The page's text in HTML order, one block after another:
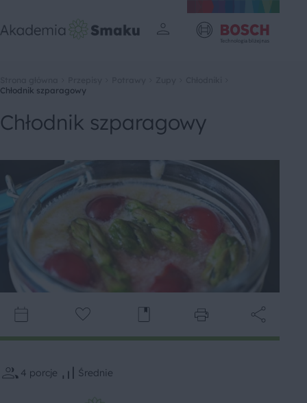
Chłodnik szparagowy
Chłodnik szparagowy
4 porcje Średnie